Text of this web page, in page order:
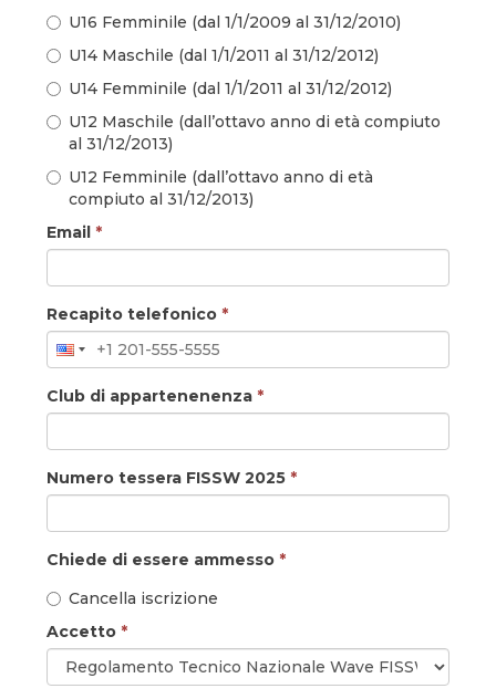
U16 Femminile (dal 1/1/2009 al 31/12/2010)
U14 Maschile (dal 1/1/2011 al 31/12/2012)
U14 Femminile (dal 1/1/2011 al 31/12/2012)
U12 Maschile (dall’ottavo anno di età compiuto
al 31/12/2013)
U12 Femminile (dall’ottavo anno di età
compiuto al 31/12/2013)
Email *
Recapito telefonico *
Club di appartenenenza *
Numero tessera FISSW 2025 *
Chiede di essere ammesso *
Cancella iscrizione
Accetto *